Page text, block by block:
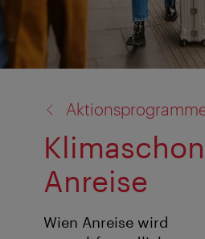
Anreise
Wien Anreise wird